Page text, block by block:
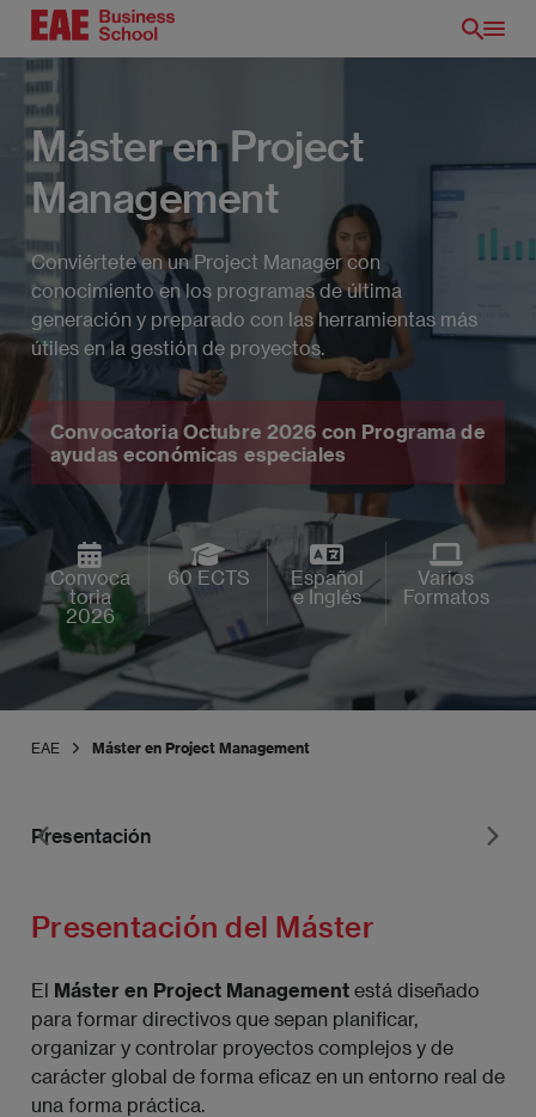
Pasar
contenido
principal
ES
Máster en Project
Management
Conviértete en un Project Manager con
conocimiento en los programas de última
generación y preparado con las herramientas más
útiles en la gestión de proyectos.
Convoca
toria
2026
60 ECTS
Español
e Inglés
Varios
Formatos
Convocatoria Octubre 2026 con Programa de
ayudas económicas especiales
EAE Máster en Project Management
Presentación
Presentación del Máster
El Máster en Project Management está diseñado
para formar directivos que sepan planificar,
organizar y controlar proyectos complejos y de
carácter global de forma eficaz en un entorno real de
una forma práctica.